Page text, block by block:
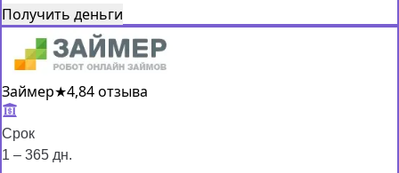
Получить деньги
Займер★4,84 отзыва
Срок
1 – 365 дн.